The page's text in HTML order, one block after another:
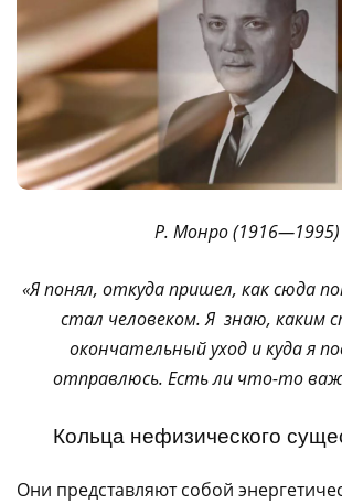
Р. Монро (1916—1995)
«Я понял, откуда пришел, как сюда
стал человеком. Я знаю, каким
окончательный уход и куда я
отправлюсь. Есть ли что-то
Кольца нефизического
Они представляют собой